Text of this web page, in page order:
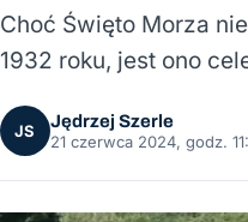
Choć Święto Morza
1932 roku, jest ono
JS
Jędrzej Szerle
21 czerwca 2024, godz.